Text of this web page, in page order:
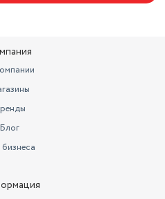
Блог